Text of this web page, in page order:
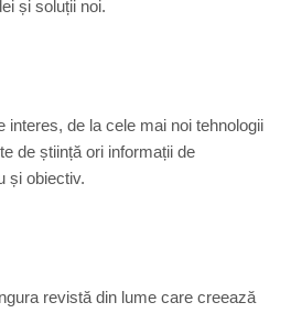
și soluții noi.
interes, de la cele mai noi tehnologii
de știință ori informații de
și obiectiv.
revistă din lume care creează